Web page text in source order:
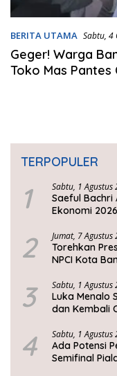
BERITA UTAMA Sabtu, 4
Geger! Warga
Toko Mas Pantes
TERPOPULER
1 Sabtu, 1
Saeful Bachri
Ekonomi 2026
2 Jumat, 7
Torehkan
NPCI Kota
3 Sabtu, 1
Luka Menalo
dan Kembali
4 Sabtu, 1
Ada Potensi
Semifinal